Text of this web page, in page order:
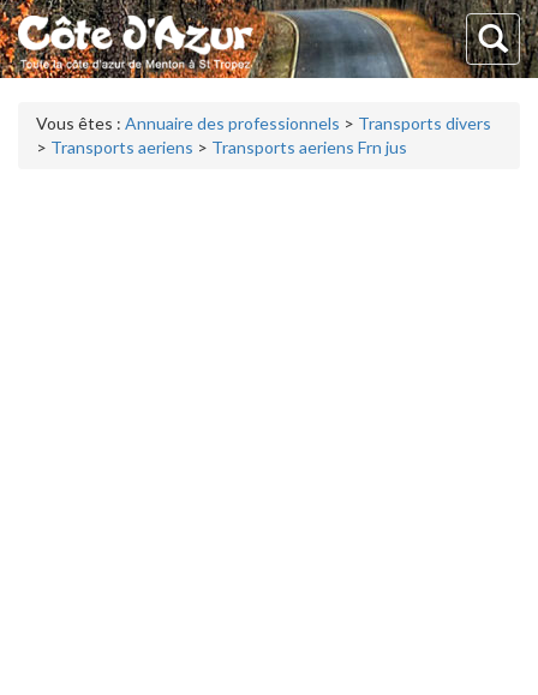
Vous êtes : Annuaire des professionnels > Transports divers
> Transports aeriens > Transports aeriens Frn jus